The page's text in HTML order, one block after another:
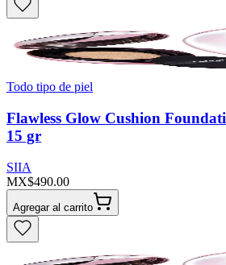
Todo tipo de piel
Flawless Glow Cushion
15 gr
SIIA
MX$490.00
Agregar al carrito